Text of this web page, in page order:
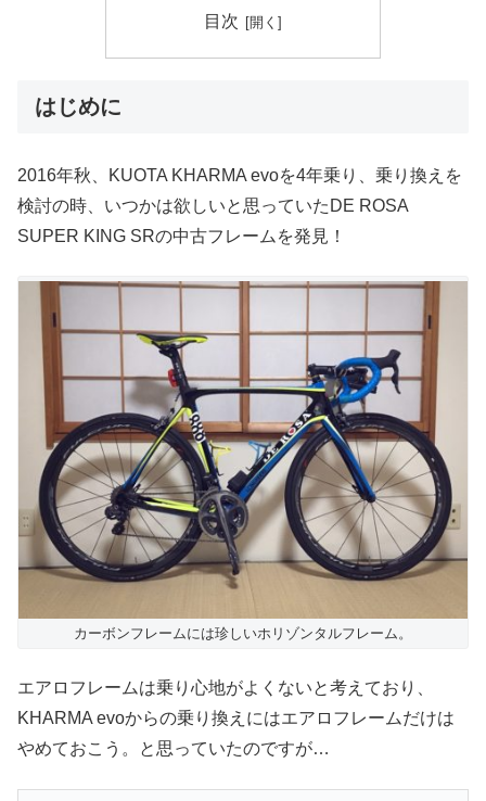
目次
はじめに
2016年秋、KUOTA KHARMA evoを4年乗り、乗り換えを
検討の時、いつかは欲しいと思っていたDE ROSA
SUPER KING SRの中古フレームを発見！
カーボンフレームには珍しいホリゾンタルフレーム。
エアロフレームは乗り心地がよくないと考えており、
KHARMA evoからの乗り換えにはエアロフレームだけは
やめておこう。と思っていたのですが…